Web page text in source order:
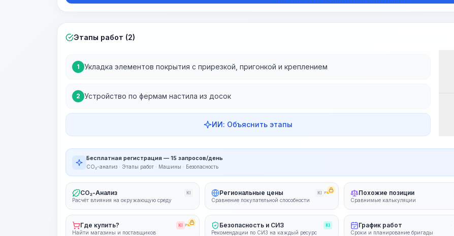
Этапы работ (2)
1 Укладка элементов покрытия с прирезкой, пригонкой и креплением
2 Устройство по фермам настила из досок
ИИ: Объяснить этапы
Бесплатная регистрация — 15 запросов/день
CO₂-анализ · Этапы работ · Машины · Безопасность
CO₂-Анализ KI
Расчёт влияния на окружающую среду
Региональные цены KI PRO
Сравнение покупательной способности
Похожие позиции
Сравнимые калькуляции
Где купить? KI PRO
Найти магазины и поставщиков
Безопасность и СИЗ KI
Рекомендации по СИЗ на каждый ресурс
График работ
Сроки и планирование бригады